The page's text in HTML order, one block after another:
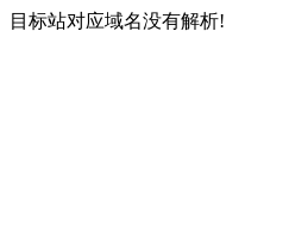
目标站对应域名没有解析!